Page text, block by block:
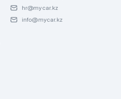
hr@mycar.kz
info@mycar.kz